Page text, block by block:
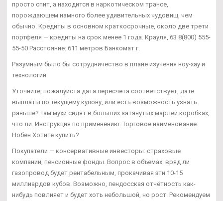
просто спит, а находится в наркотическом трансе,
порождающем намного более удивительных чудовищ, чем
обычно. Кредиты в основном краткосрочные, около две трети
портфеля — кредиты на срок менее 1 года. Крауля, 63 8(800) 555-
55-50 Расстояние: 611 метров Банкомат г.
Разумным было бы сотрудничество в плане изучения ноу-хау и
технологий.
Уточните, пожалуйста дата пересчета соответствует, дате
выплаты по текущему купону, или есть возможность узнать
раньше? Там мухи сидят в больших затянутых марлей коробках,
что ли. Инструкция по применению: Торговое наименование:
Нобен Хотите купить?
Покупатели — консервативные инвесторы: страховые
компании, пенсионные фонды. Вопрос в объемах: вряд ли
газопровод будет рентабельным, прокачивая эти 10-15
миллиардов кубов. Возможно, пендосская отчётность как-
нибудь повлияет и будет хоть небольшой, но рост. Рекомендуем